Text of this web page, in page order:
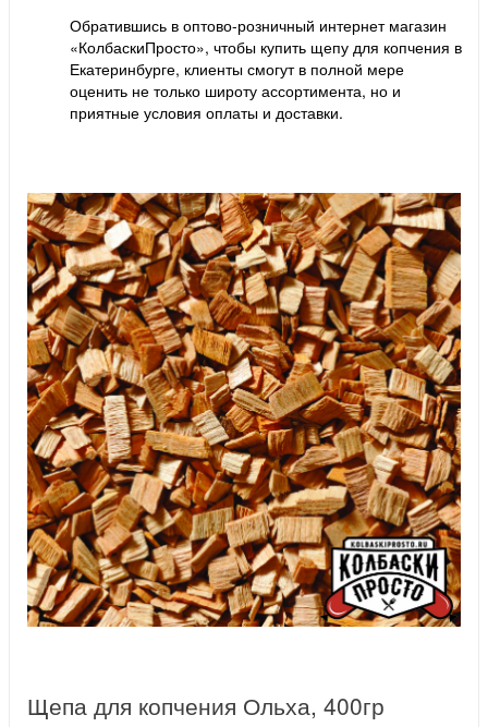
Обратившись в оптово-розничный интернет магазин
«КолбаскиПросто», чтобы купить щепу для копчения в
Екатеринбурге, клиенты смогут в полной мере
оценить не только широту ассортимента, но и
приятные условия оплаты и доставки.
Щепа для копчения Ольха, 400гр